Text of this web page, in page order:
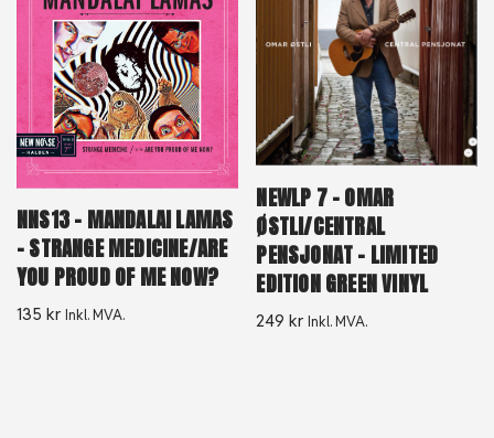
NNS13 – MANDALAI LAMAS
– STRANGE MEDICINE/ARE
YOU PROUD OF ME NOW?
135 kr Inkl. MVA.
NEWLP 7 – OMAR
ØSTLI/CENTRAL
PENSJONAT – LIMITED
EDITION GREEN VINYL
249kr Inkl. MVA.